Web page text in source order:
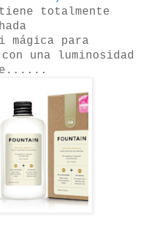
totalmente
mágica para
una luminosidad